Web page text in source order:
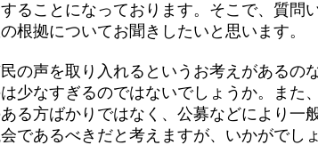
ることになっております。そこで、質問
根拠についてお聞きしたいと思います。
の声を取り入れるというお考えがあるの
少なすぎるのではないでしょうか。また
る方ばかりではなく、公募などにより一
であるべきだと考えますが、いかがでし